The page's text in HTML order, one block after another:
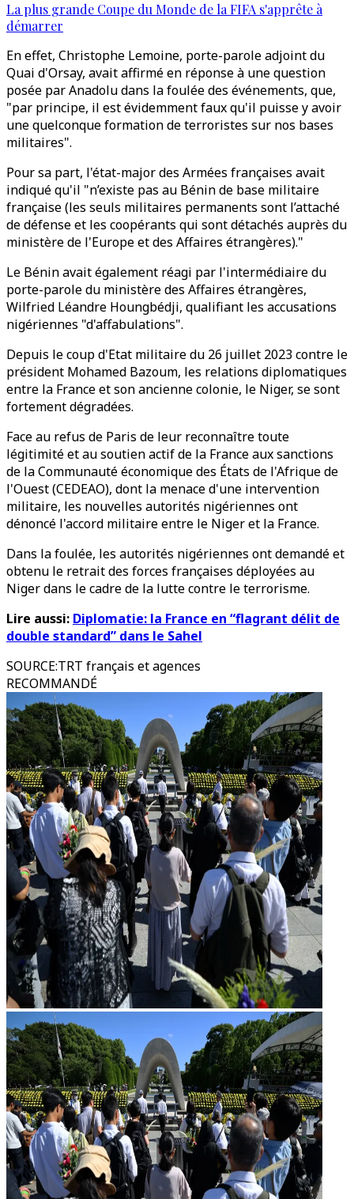
La plus grande Coupe du Monde de la FIFA s'apprête à
démarrer
En effet, Christophe Lemoine, porte-parole adjoint du
Quai d'Orsay, avait affirmé en réponse à une question
posée par Anadolu dans la foulée des événements, que,
"par principe, il est évidemment faux qu'il puisse y avoir
une quelconque formation de terroristes sur nos bases
militaires".
Pour sa part, l'état-major des Armées françaises avait
indiqué qu'il "n’existe pas au Bénin de base militaire
française (les seuls militaires permanents sont l’attaché
de défense et les coopérants qui sont détachés auprès du
ministère de l'Europe et des Affaires étrangères)."
Le Bénin avait également réagi par l'intermédiaire du
porte-parole du ministère des Affaires étrangères,
Wilfried Léandre Houngbédji, qualifiant les accusations
nigériennes "d'affabulations".
Depuis le coup d'Etat militaire du 26 juillet 2023 contre le
président Mohamed Bazoum, les relations diplomatiques
entre la France et son ancienne colonie, le Niger, se sont
fortement dégradées.
Face au refus de Paris de leur reconnaître toute
légitimité et au soutien actif de la France aux sanctions
de la Communauté économique des États de l'Afrique de
l'Ouest (CEDEAO), dont la menace d'une intervention
militaire, les nouvelles autorités nigériennes ont
dénoncé l'accord militaire entre le Niger et la France.
Dans la foulée, les autorités nigériennes ont demandé et
obtenu le retrait des forces françaises déployées au
Niger dans le cadre de la lutte contre le terrorisme.
Lire aussi: Diplomatie: la France en “flagrant délit de
double standard” dans le Sahel
SOURCE:TRT français et agences
RECOMMANDÉ